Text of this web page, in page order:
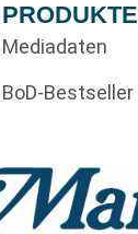
PRODUKTE
Mediadaten
BoD-Bestseller